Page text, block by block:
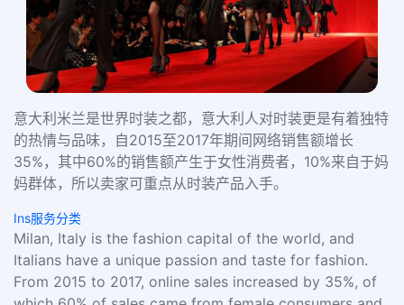
意大利米兰是世界时装之都，意大利人对时装更是有着独特
的热情与品味，自2015至2017年期间网络销售额增长
35%，其中60%的销售额产生于女性消费者，10%来自于妈
妈群体，所以卖家可重点从时装产品入手。
Ins服务分类
Milan, Italy is the fashion capital of the world, and
Italians have a unique passion and taste for fashion.
From 2015 to 2017, online sales increased by 35%, of